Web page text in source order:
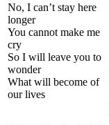
No, I can’t stay here
longer
You cannot make me
cry
So I will leave you to
wonder
What will become of
our lives